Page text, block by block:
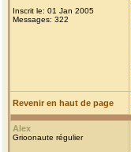
Inscrit le: 01 Jan 2005
Messages: 322
Revenir en haut de page
Alex
Grioonaute régulier